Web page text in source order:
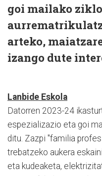
goi mailako
arteko,
izango dute
Lanbide Eskola
Datorren 2023-24
espezializazio eta goi
ditu. Zazpi "familia
trebatzeko aukera
eta kudeaketa,